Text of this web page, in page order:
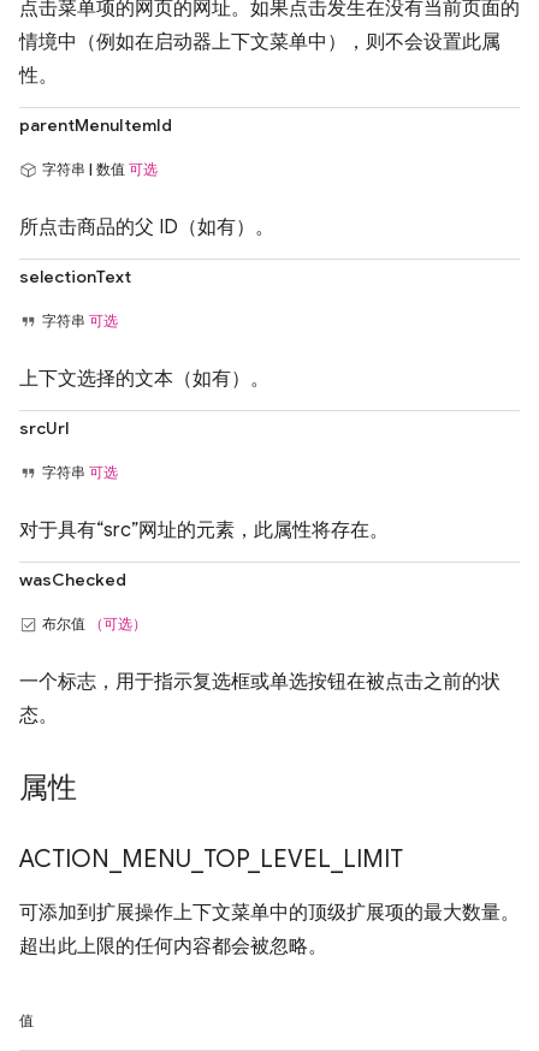
点击菜单项的网页的网址。如果点击发生在没有当前页面的
情境中（例如在启动器上下文菜单中），则不会设置此属
性。
parentMenuItemId
字符串 | 数值 可选
所点击商品的父 ID（如有）。
selectionText
字符串 可选
上下文选择的文本（如有）。
srcUrl
字符串 可选
对于具有“src”网址的元素，此属性将存在。
wasChecked
布尔值 （可选）
一个标志，用于指示复选框或单选按钮在被点击之前的状
态。
属性
ACTION MENU TOP_ LEVEL LIMIT
可添加到扩展操作上下文菜单中的顶级扩展项的最大数量。
超出此上限的任何内容都会被忽略。
值